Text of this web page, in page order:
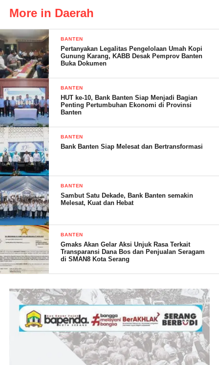
Lanjutnya, klinik ini akan terus berkembang melalui perbaikan
mutu yang menyeluruh dan berkelanjutan. Hal ini sejalan dengan
visi dan misi Klinik Ambon Era Medika, yaitu menjadi pilihan
klinik swasta bermutu bagi masyarakat di Kabupaten Serang
khususnya warga Cikande.
“Kedepannya tentunya kami melayanin masyarakat dengan
senang hati dan berikan pelayanan terbaiknya, sesuai dengan
komitmen klinik Ambon Era Media,” pungkasnya.
Id – RG
Post Views: 25
More in Daerah
BANTEN
Pertanyakan Legalitas Pengelolaan Umah Kopi
Gunung Karang, KABB Desak Pemprov Banten
Buka Dokumen
BANTEN
HUT ke-10, Bank Banten Siap Menjadi Bagian
Penting Pertumbuhan Ekonomi di Provinsi
Banten
BANTEN
Bank Banten Siap Melesat dan Bertransformasi
BANTEN
Sambut Satu Dekade, Bank Banten semakin
Melesat, Kuat dan Hebat
BANTEN
Gmaks Akan Gelar Aksi Unjuk Rasa Terkait
Transparansi Dana Bos dan Penjualan Seragam
di SMAN8 Kota Serang